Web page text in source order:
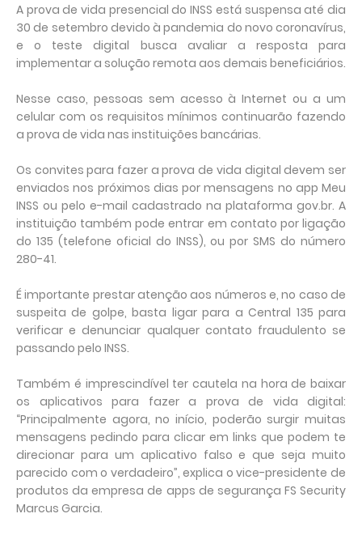
A prova de vida presencial do INSS está suspensa até dia
30 de setembro devido à pandemia do novo coronavírus,
e o teste digital busca avaliar a resposta para
implementar a solução remota aos demais beneficiários.
Nesse caso, pessoas sem acesso à Internet ou a um
celular com os requisitos mínimos continuarão fazendo
a prova de vida nas instituições bancárias.
Os convites para fazer a prova de vida digital devem ser
enviados nos próximos dias por mensagens no app Meu
INSS ou pelo e-mail cadastrado na plataforma gov.br. A
instituição também pode entrar em contato por ligação
do 135 (telefone oficial do INSS), ou por SMS do número
280-41.
É importante prestar atenção aos números e, no caso de
suspeita de golpe, basta ligar para a Central 135 para
verificar e denunciar qualquer contato fraudulento se
passando pelo INSS.
Também é imprescindível ter cautela na hora de baixar
os aplicativos para fazer a prova de vida digital:
“Principalmente agora, no início, poderão surgir muitas
mensagens pedindo para clicar em links que podem te
direcionar para um aplicativo falso e que seja muito
parecido com o verdadeiro”, explica o vice-presidente de
produtos da empresa de apps de segurança FS Security
Marcus Garcia.